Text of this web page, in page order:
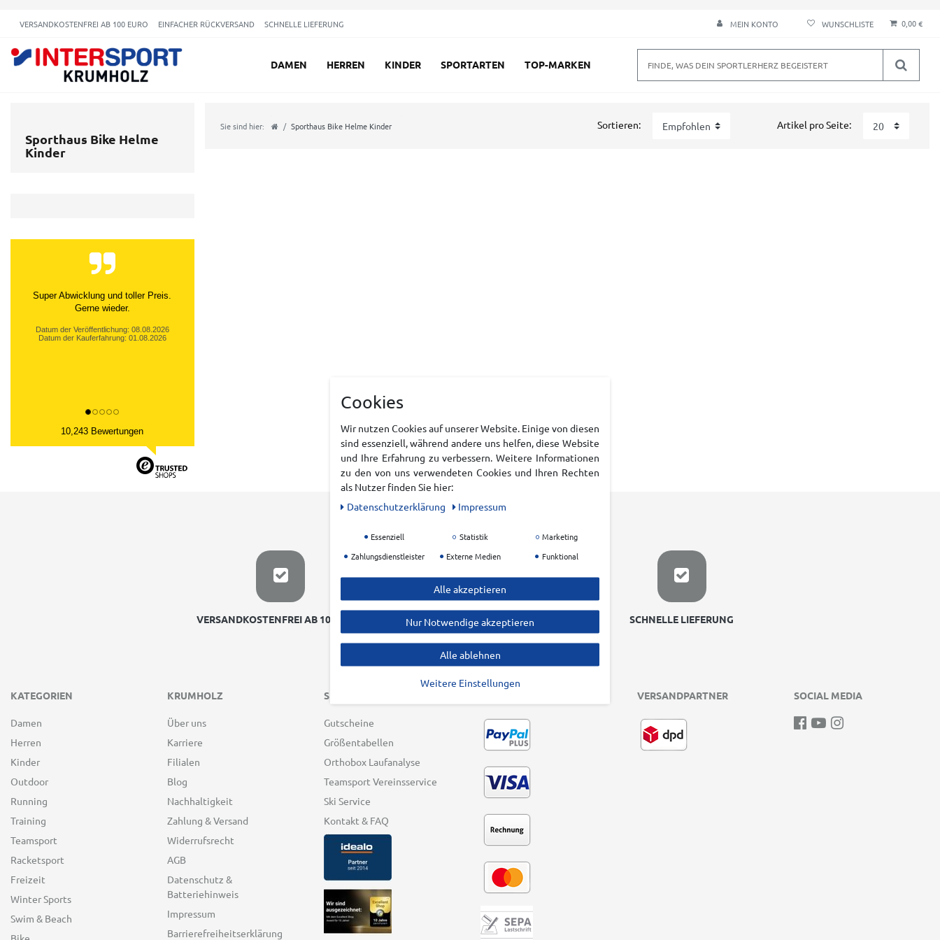
VERSANDKOSTENFREI AB 100 EURO EINFACHER RÜCKVERSAND SCHNELLE LIEFERUNG MEIN KONTO 0,00 €
DAMEN HERREN KINDER SPORTARTEN TOP-MARKEN
Sporthaus Bike Helme
Kinder
Sie sind hier: Sporthaus Bike Helme Kinder Sortieren: Artikel pro Seite:
Super Abwicklung und toller Preis.
Gerne wieder.
Datum der Veröffentlichung: 08.08.2026
Datum der Kauferfahrung: 01.08.2026
10,243 Bewertungen
VERSANDKOSTENFREI AB 100 EURO EINFACHER RÜCKVERSAND SCHNELLE LIEFERUNG
KATEGORIEN
Damen
Herren
Kinder
Outdoor
Running
Training
Teamsport
Racketsport
Freizeit
Winter Sports
Swim & Beach
KRUMHOLZ
Über uns
Karriere
Filialen
Blog
Nachhaltigkeit
Zahlung & Versand
Widerrufsrecht
AGB
Datenschutz &
Batteriehinweis
Impressum
Barrierefreiheitserklärung
SERVICE
Gutscheine
Größentabellen
Orthobox Laufanalyse
Teamsport Vereinsservice
Ski Service
Kontakt & FAQ
VERSANDPARTNER SOCIAL MEDIA
Cookies
Wir nutzen Cookies auf unserer Website. Einige von diesen
sind essenziell, während andere uns helfen, diese Website
und Ihre Erfahrung zu verbessern. Weitere Informationen
zu den von uns verwendeten Cookies und Ihren Rechten
als Nutzer finden Sie hier:
Daten­schutz­erklärung
Impressum
Essenziell Statistik
Marketing
Zahlungsdienstleister
Externe Medien Funktional
Alle akzeptieren
Nur Notwendige akzeptieren
Alle ablehnen
Weitere Einstellungen